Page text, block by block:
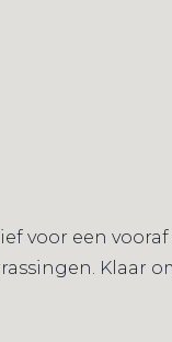
voor een
Klaar